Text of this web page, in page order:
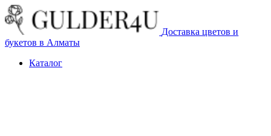
Доставка цветов и
букетов в Алматы
Каталог